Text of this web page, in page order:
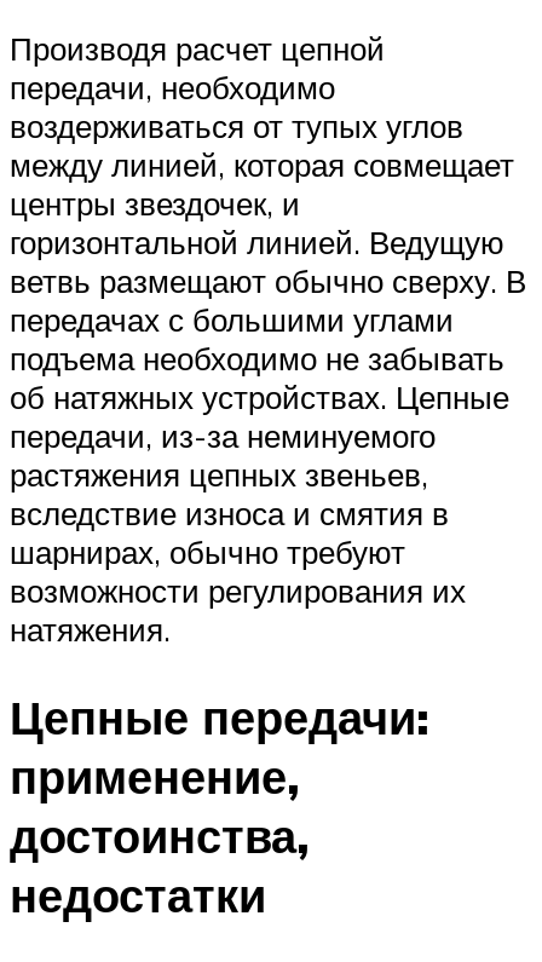
Производя расчет цепной
передачи, необходимо
воздерживаться от тупых углов
между линией, которая совмещает
центры звездочек, и
горизонтальной линией. Ведущую
ветвь размещают обычно сверху. В
передачах с большими углами
подъема необходимо не забывать
об натяжных устройствах. Цепные
передачи, из-за неминуемого
растяжения цепных звеньев,
вследствие износа и смятия в
шарнирах, обычно требуют
возможности регулирования их
натяжения.
Цепные передачи:
применение,
достоинства,
недостатки